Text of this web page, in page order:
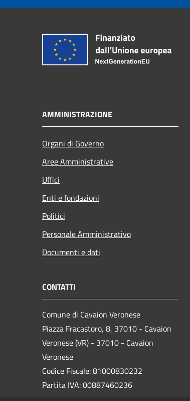
AMMINISTRAZIONE
Organi di Governo
Aree Amministrative
Uffici
Enti e fondazioni
Politici
Personale Amministrativo
Documenti e dati
CONTATTI
Comune di Cavaion Veronese
Piazza Fracastoro, 8, 37010 - Cavaion
Veronese (VR) - 37010 - Cavaion
Veronese
Codice Fiscale: 81000830232
Partita IVA: 00887460236